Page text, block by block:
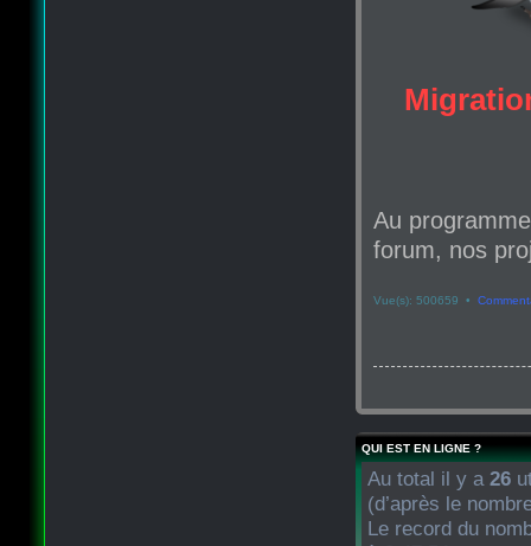
Au
forum, nos
Vue(s): 500659 •
QUI EST EN LIGNE ?
Au total il y a 26
(d’après le
Le record du